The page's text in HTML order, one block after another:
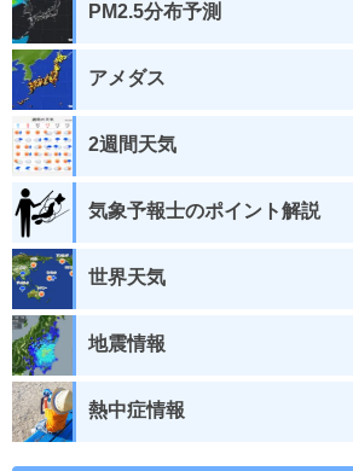
PM2.5分布予測
アメダス
2週間天気
気象予報士のポイント解説
世界天気
地震情報
熱中症情報